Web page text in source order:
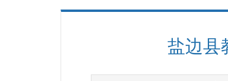
盐边县